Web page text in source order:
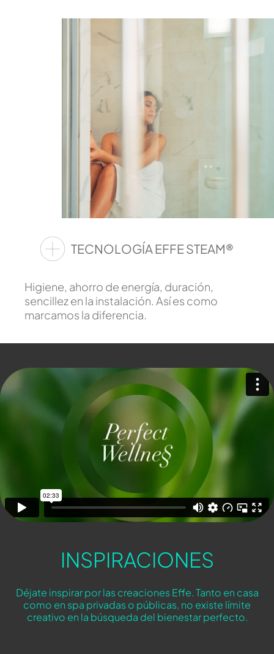
TECNOLOGÍA EFFE STEAM®
Higiene, ahorro de energía, duración,
sencillez en la instalación. Así es como
marcamos la diferencia.
INSPIRACIONES
Déjate inspirar por las creaciones Effe. Tanto en casa
como en spa privadas o públicas, no existe límite
creativo en la búsqueda del bienestar perfecto.